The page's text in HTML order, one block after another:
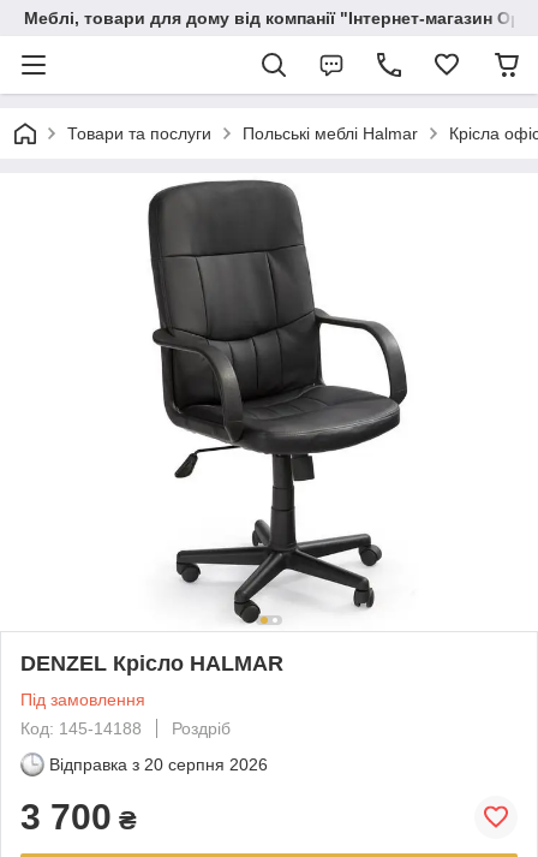
Меблі, товари для дому від компанії "Інтернет-магазин
Товари та послуги Польські меблі Halmar Крісла
DENZEL Крісло HALMAR
Під замовлення
Код: 145-14188
Роздріб
Відправка з 20 серпня 2026
3 700 ₴